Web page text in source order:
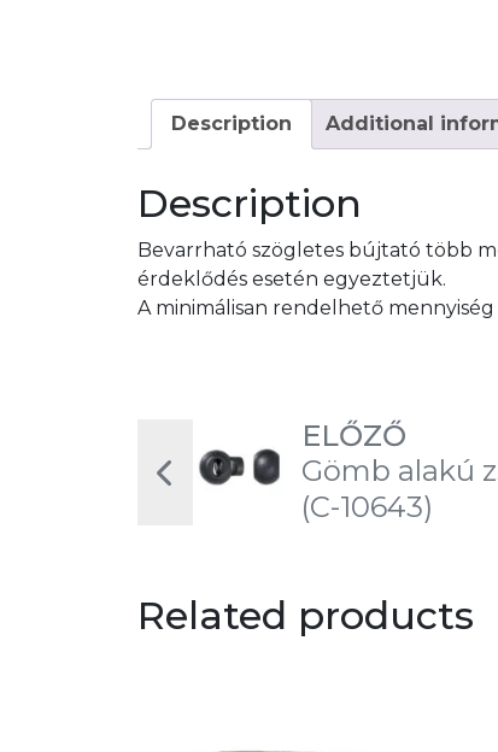
Description Additional
Description
Bevarrható szögletes bújtató több
érdeklődés esetén egyeztetjük.
A minimálisan rendelhető
ELŐZŐ
Gömb alakú
(C-10643)
Related products